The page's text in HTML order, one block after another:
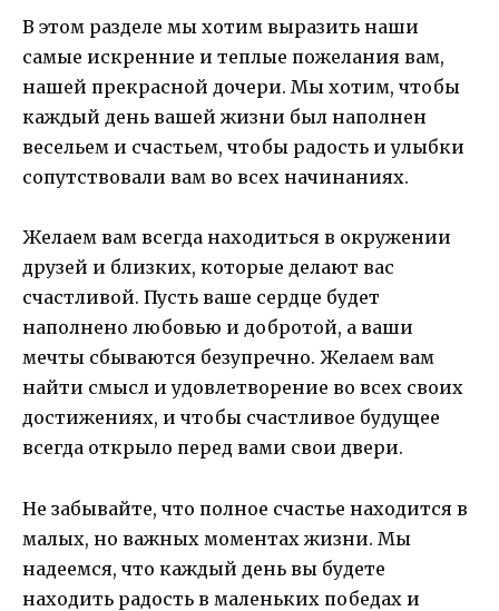
В этом разделе мы хотим выразить наши
самые искренние и теплые пожелания вам,
нашей прекрасной дочери. Мы хотим, чтобы
каждый день вашей жизни был наполнен
весельем и счастьем, чтобы радость и улыбки
сопутствовали вам во всех начинаниях.
Желаем вам всегда находиться в окружении
друзей и близких, которые делают вас
счастливой. Пусть ваше сердце будет
наполнено любовью и добротой, а ваши
мечты сбываются безупречно. Желаем вам
найти смысл и удовлетворение во всех своих
достижениях, и чтобы счастливое будущее
всегда открыло перед вами свои двери.
Не забывайте, что полное счастье находится в
малых, но важных моментах жизни. Мы
надеемся, что каждый день вы будете
находить радость в маленьких победах и